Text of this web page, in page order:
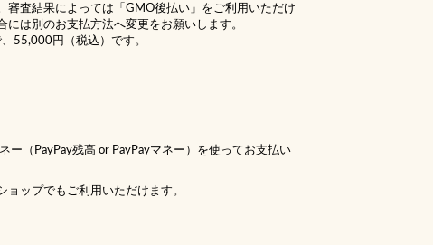
審査結果によっては「GMO後払い」をご利用いただけ
は別のお支払方法へ変更をお願いします。
55,000円（税込）です。
ー（PayPay残高 or PayPayマネー）を使ってお支払い
ップでもご利用いただけます。